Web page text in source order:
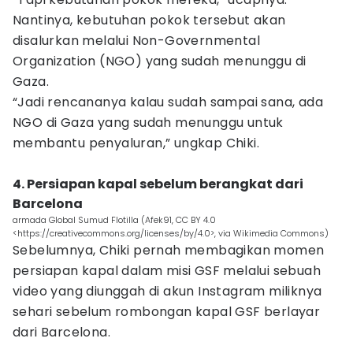
Nantinya, kebutuhan pokok tersebut akan
disalurkan melalui Non-Governmental
Organization (NGO) yang sudah menunggu di
Gaza.
“Jadi rencananya kalau sudah sampai sana, ada
NGO di Gaza yang sudah menunggu untuk
membantu penyaluran,” ungkap Chiki.
4. Persiapan kapal sebelum berangkat dari
Barcelona
armada Global Sumud Flotilla (Afek91, CC BY 4.0
<https://creativecommons.org/licenses/by/4.0>, via Wikimedia Commons)
Sebelumnya, Chiki pernah membagikan momen
persiapan kapal dalam misi GSF melalui sebuah
video yang diunggah di akun Instagram miliknya
sehari sebelum rombongan kapal GSF berlayar
dari Barcelona.